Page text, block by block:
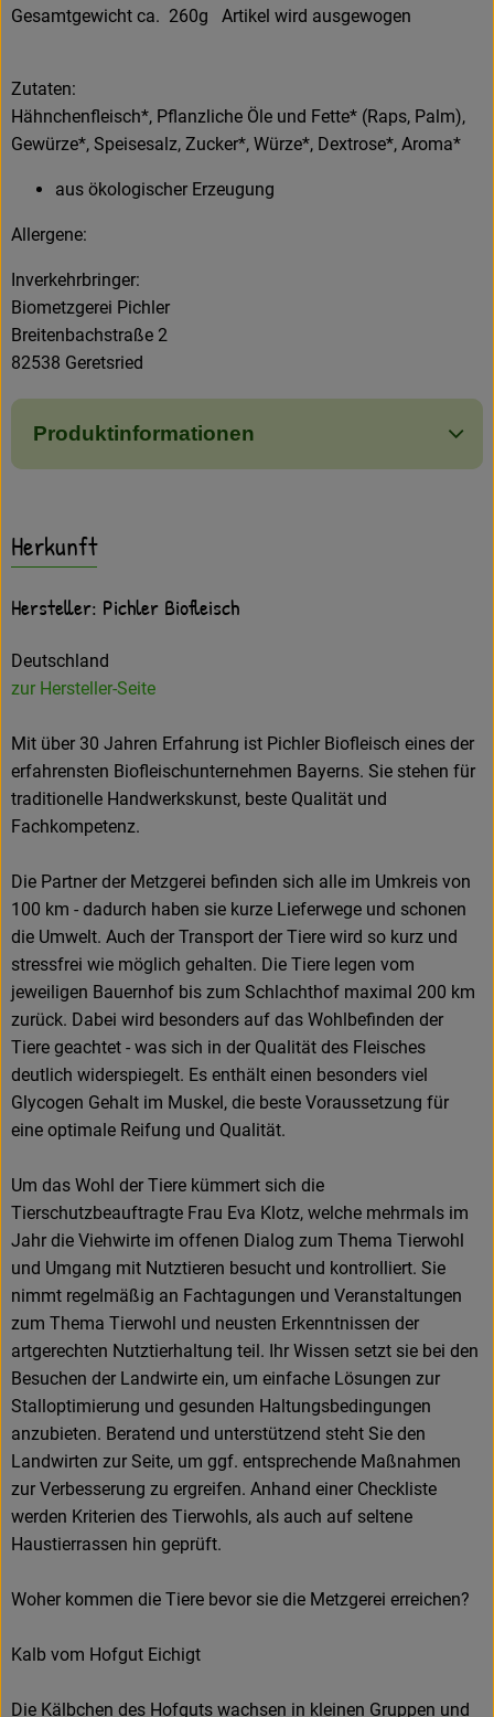
Gesamtgewicht ca. 260g Artikel wird ausgewogen
Zutaten:
Hähnchenfleisch*, Pflanzliche Öle und Fette* (Raps, Palm),
Gewürze*, Speisesalz, Zucker*, Würze*, Dextrose*, Aroma*
aus ökologischer Erzeugung
Allergene:
Inverkehrbringer:
Biometzgerei Pichler
Breitenbachstraße 2
82538 Geretsried
Produktinformationen
Herkunft
Hersteller: Pichler Biofleisch
Deutschland
zur Hersteller-Seite
Mit über 30 Jahren Erfahrung ist Pichler Biofleisch eines der
erfahrensten Biofleischunternehmen Bayerns. Sie stehen für
traditionelle Handwerkskunst, beste Qualität und
Fachkompetenz.
Die Partner der Metzgerei befinden sich alle im Umkreis von
100 km - dadurch haben sie kurze Lieferwege und schonen
die Umwelt. Auch der Transport der Tiere wird so kurz und
stressfrei wie möglich gehalten. Die Tiere legen vom
jeweiligen Bauernhof bis zum Schlachthof maximal 200 km
zurück. Dabei wird besonders auf das Wohlbefinden der
Tiere geachtet - was sich in der Qualität des Fleisches
deutlich widerspiegelt. Es enthält einen besonders viel
Glycogen Gehalt im Muskel, die beste Voraussetzung für
eine optimale Reifung und Qualität.
Um das Wohl der Tiere kümmert sich die
Tierschutzbeauftragte Frau Eva Klotz, welche mehrmals im
Jahr die Viehwirte im offenen Dialog zum Thema Tierwohl
und Umgang mit Nutztieren besucht und kontrolliert. Sie
nimmt regelmäßig an Fachtagungen und Veranstaltungen
zum Thema Tierwohl und neusten Erkenntnissen der
artgerechten Nutztierhaltung teil. Ihr Wissen setzt sie bei den
Besuchen der Landwirte ein, um einfache Lösungen zur
Stalloptimierung und gesunden Haltungsbedingungen
anzubieten. Beratend und unterstützend steht Sie den
Landwirten zur Seite, um ggf. entsprechende Maßnahmen
zur Verbesserung zu ergreifen. Anhand einer Checkliste
werden Kriterien des Tierwohls, als auch auf seltene
Haustierrassen hin geprüft.
Woher kommen die Tiere bevor sie die Metzgerei erreichen?
Kalb vom Hofgut Eichigt
Die Kälbchen des Hofguts wachsen in kleinen Gruppen und